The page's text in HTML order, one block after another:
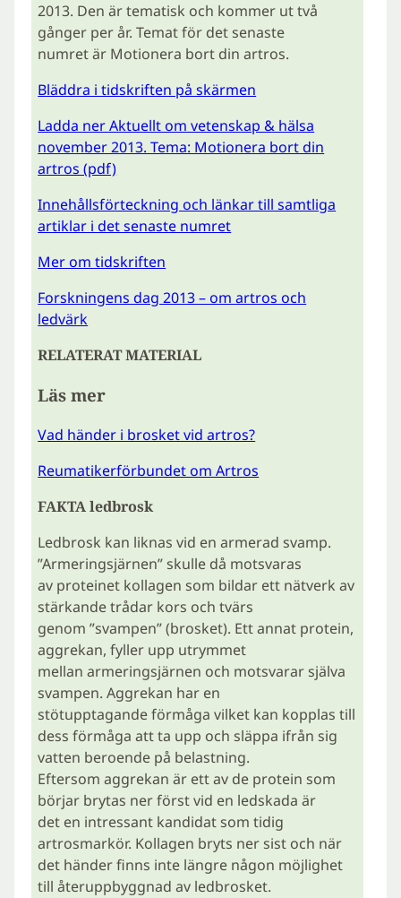
2013. Den är tematisk och kommer ut två
gånger per år. Temat för det senaste
numret är Motionera bort din artros.
Bläddra i tidskriften på skärmen
Ladda ner Aktuellt om vetenskap & hälsa
november 2013. Tema: Motionera bort din
artros (pdf)
Innehållsförteckning och länkar till samtliga
artiklar i det senaste numret
Mer om tidskriften
Forskningens dag 2013 – om artros och
ledvärk
RELATERAT MATERIAL
Läs mer
Vad händer i brosket vid artros?
Reumatikerförbundet om Artros
FAKTA ledbrosk
Ledbrosk kan liknas vid en armerad svamp.
”Armeringsjärnen” skulle då motsvaras
av proteinet kollagen som bildar ett nätverk av
stärkande trådar kors och tvärs
genom ”svampen” (brosket). Ett annat protein,
aggrekan, fyller upp utrymmet
mellan armeringsjärnen och motsvarar själva
svampen. Aggrekan har en
stötupptagande förmåga vilket kan kopplas till
dess förmåga att ta upp och släppa ifrån sig
vatten beroende på belastning.
Eftersom aggrekan är ett av de protein som
börjar brytas ner först vid en ledskada är
det en intressant kandidat som tidig
artrosmarkör. Kollagen bryts ner sist och när
det händer finns inte längre någon möjlighet
till återuppbyggnad av ledbrosket.